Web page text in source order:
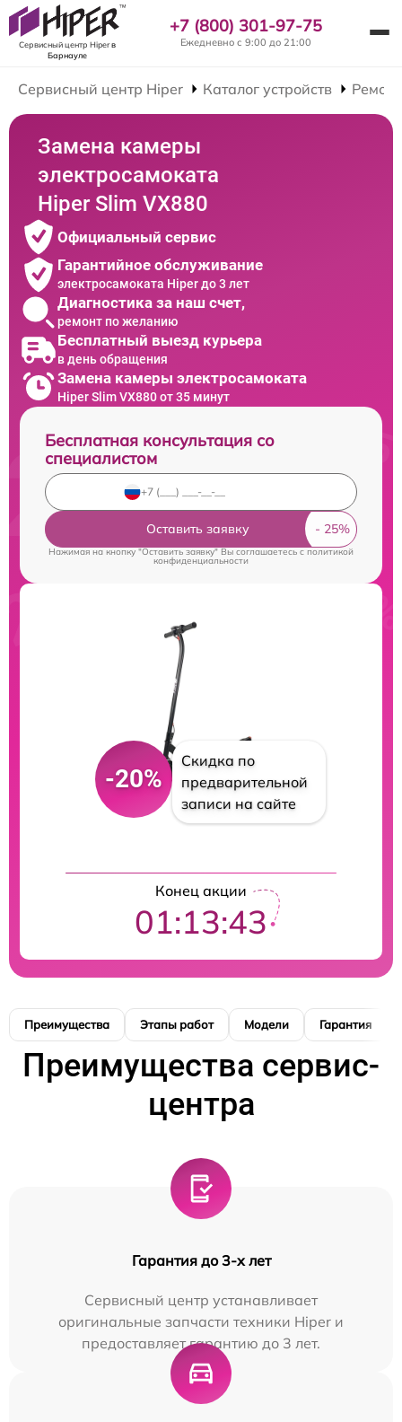
Сервисный центр Hiperв
Барнауле
+7 (800) 301-97-75
Ежедневно с 9:00 до 21:00
Сервисный центр Hiper Каталог устройств
Замена камеры
электросамоката
Hiper Slim VX880
Официальный сервис
Гарантийное обслуживание
электросамоката Hiper до 3 лет
Диагностика за наш счет,
ремонт по желанию
Бесплатный выезд курьера
в день обращения
Замена камеры электросамоката
Hiper Slim VX880 от 35 минут
Бесплатная консультация со
специалистом
Оставить заявку
Нажимая на кнопку "Оставить заявку" Вы соглашаетесь cполитикой
конфиденциальности
-20%
Скидка по
предварительной
записи на сайте
Конец акции
01:13:42
Преимущества Этапы работ Модели Гарантия
Преимущества сервис-
центра
Гарантия до 3-х лет
Сервисный центр устанавливает
оригинальные запчасти техники Hiper и
предоставляет гарантию до 3 лет.